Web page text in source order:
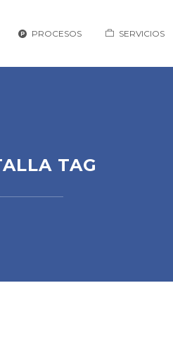
PROCESOS SERVICIOS
TAG